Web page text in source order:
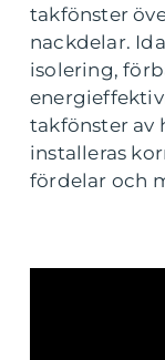
takfönster
nackdelar.
isolering,
takfönster av
installeras
fördelar och